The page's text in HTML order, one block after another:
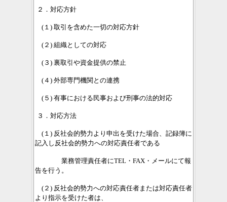
２．対応方針
(１) 取引を含めた一切の対応方針
(２) 組織としての対応
(３) 裏取引や資金提供の禁止
(４) 外部専門機関との連携
(５) 有事における民事および刑事の法的対応
３．対応方法
(１) 反社会的勢力より申出を受けた場合、記録簿に
記入し反社会的勢力への対応責任者である
業務管理責任者にTEL・FAX・メールにて報
告を行う。
(２) 反社会的勢力への対応責任者または対応責任者
より指示を受けた者は、